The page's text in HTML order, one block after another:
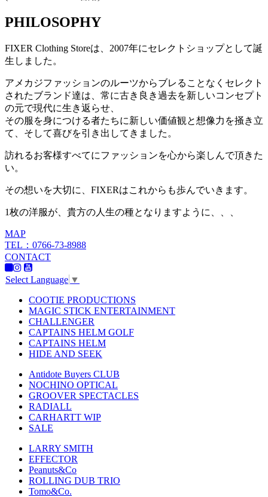
PHILOSOPHY
FIXER Clothing Storeは、2007年にセレクトショップとして誕
生しました。
アメカジファッションのルーツからブレることなくセレクト
されたブランド達は、常に古き良き過去を新しいコンセプト
の元で現代に生き返らせ、
その服を身につける者たちに新しい価値観と想像力を掻き立
て、そして喜びを引き出してきました。
訪れるお客様すべてにファッションを心から楽しんで頂きた
い。
その想いを大切に、FIXERはこれからも歩んでいきます。
1枚の洋服が、貴方の人生の種となりますように、、、
MAP
TEL：0766-73-8988
CONTACT
Select Language ▼
COOTIE PRODUCTIONS
MAGIC STICK ENTERTAINMENT
CHALLENGER
CAPTAINS HELM GOLF
CAPTAINS HELM
HIDE AND SEEK
Antidote Buyers CLUB
NOCHINO OPTICAL
GROOVER SPECTACLES
RADIALL
CARHARTT WIP
SALE
LARRY SMITH
EFFECTOR
Peanuts&Co
ROLLING DUB TRIO
Tomo&Co.